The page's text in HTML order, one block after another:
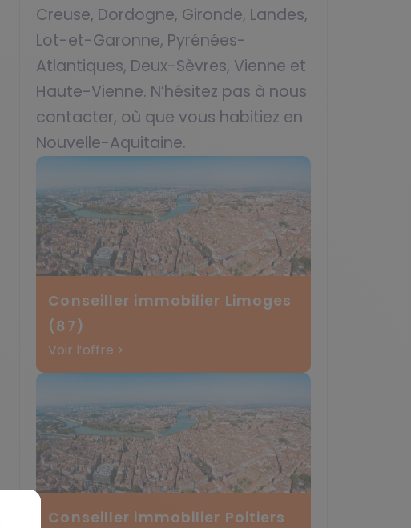
Creuse, Dordogne, Gironde, Landes,
Lot-et-Garonne, Pyrénées-
Atlantiques, Deux-Sèvres, Vienne et
Haute-Vienne. N’hésitez pas à nous
contacter, où que vous habitiez en
Nouvelle-Aquitaine.
Conseiller immobilier Limoges
(87)
Voir l’offre >
Conseiller immobilier Poitiers